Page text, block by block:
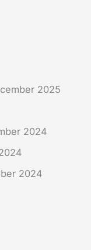
2025
2024
2024